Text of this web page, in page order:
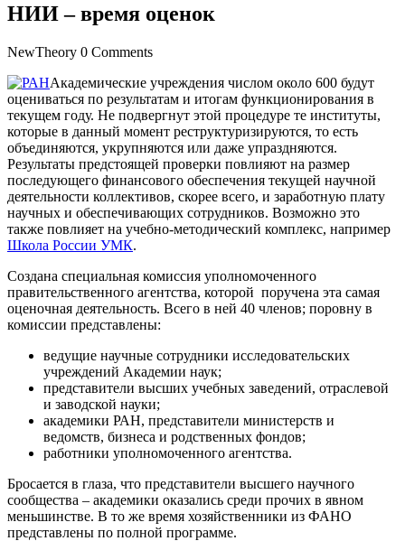
НИИ – время оценок
NewTheory 0 Comments
Академические учреждения числом около 600 будут
оцениваться по результатам и итогам функционирования в
текущем году. Не подвергнут этой процедуре те институты,
которые в данный момент реструктуризируются, то есть
объединяются, укрупняются или даже упраздняются.
Результаты предстоящей проверки повлияют на размер
последующего финансового обеспечения текущей научной
деятельности коллективов, скорее всего, и заработную плату
научных и обеспечивающих сотрудников. Возможно это
также повлияет на учебно-методический комплекс, например
Школа России УМК.
Создана специальная комиссия уполномоченного
правительственного агентства, которой поручена эта самая
оценочная деятельность. Всего в ней 40 членов; поровну в
комиссии представлены:
ведущие научные сотрудники исследовательских
учреждений Академии наук;
представители высших учебных заведений, отраслевой
и заводской науки;
академики РАН, представители министерств и
ведомств, бизнеса и родственных фондов;
работники уполномоченного агентства.
Бросается в глаза, что представители высшего научного
сообщества – академики оказались среди прочих в явном
меньшинстве. В то же время хозяйственники из ФАНО
представлены по полной программе.